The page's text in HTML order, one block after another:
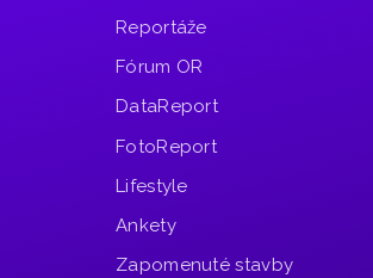
Reportáže
Fórum OR
DataReport
FotoReport
Lifestyle
Ankety
Zapomenuté stavby